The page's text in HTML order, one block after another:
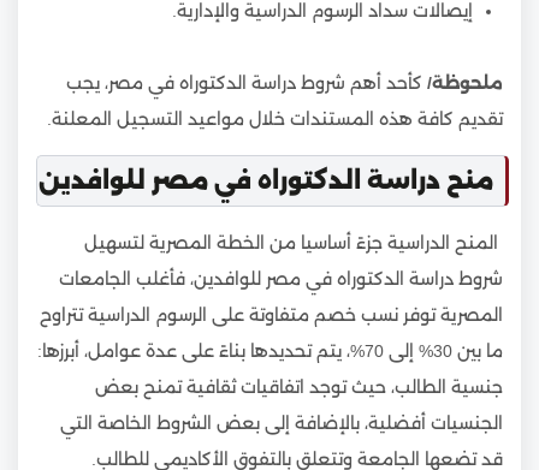
إيصالات سداد الرسوم الدراسية والإدارية.
ملحوظة/ كأحد أهم شروط دراسة الدكتوراه في مصر، يجب
تقديم كافة هذه المستندات خلال مواعيد التسجيل المعلنة.
منح دراسة الدكتوراه في مصر للوافدين
المنح الدراسية جزءً أساسيا من الخطة المصرية لتسهيل
شروط دراسة الدكتوراه في مصر للوافدين، فأغلب الجامعات
المصرية توفر نسب خصم متفاوتة على الرسوم الدراسية تتراوح
ما بين 30% إلى 70%، يتم تحديدها بناءً على عدة عوامل، أبرزها:
جنسية الطالب، حيث توجد اتفاقيات ثقافية تمنح بعض
الجنسيات أفضلية، بالإضافة إلى بعض الشروط الخاصة التي
قد تضعها الجامعة وتتعلق بالتفوق الأكاديمي للطالب.